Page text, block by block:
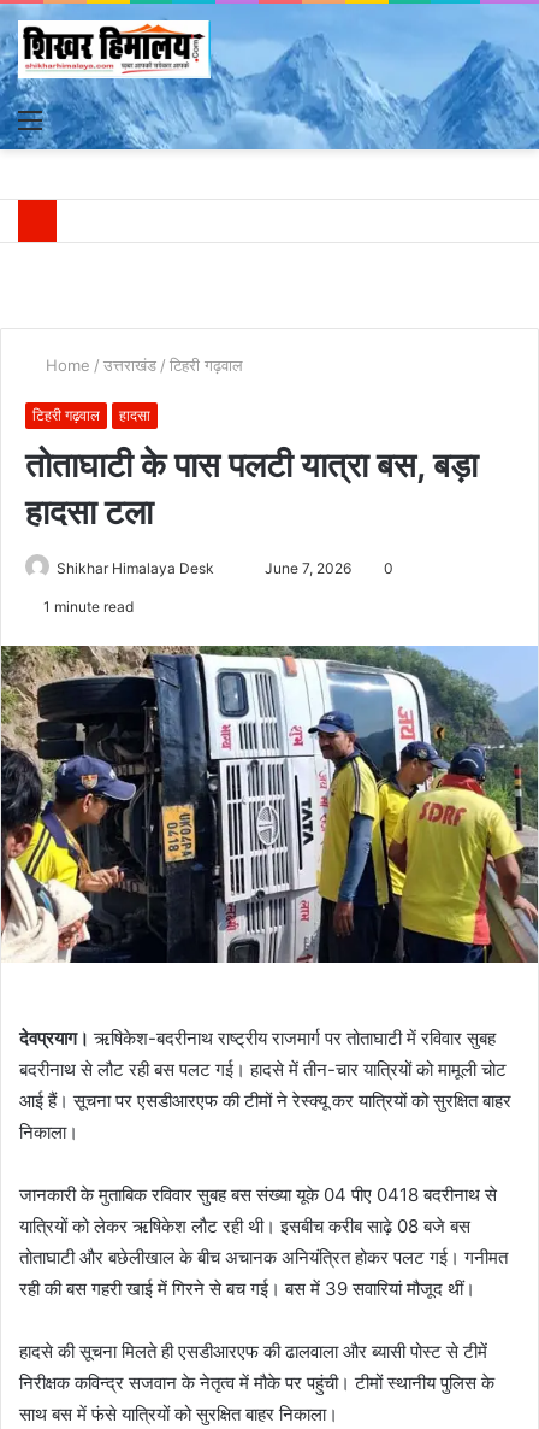
Menu
Home / उत्तराखंड / टिहरी गढ़वाल
टिहरी गढ़वाल हादसा
तोताघाटी के पास पलटी यात्रा बस, बड़ा
हादसा टला
Shikhar Himalaya Desk
SendJune 7, 2026 0
1 minute read
देवप्रयाग। ऋषिकेश-बदरीनाथ राष्ट्रीय राजमार्ग पर तोताघाटी में रविवार सुबह
बदरीनाथ से लौट रही बस पलट गई। हादसे में तीन-चार यात्रियों को मामूली चोट
आई हैं। सूचना पर एसडीआरएफ की टीमों ने रेस्क्यू कर यात्रियों को सुरक्षित बाहर
निकाला।
जानकारी के मुताबिक रविवार सुबह बस संख्या यूके 04 पीए 0418 बदरीनाथ से
यात्रियों को लेकर ऋषिकेश लौट रही थी। इसबीच करीब साढ़े 08 बजे बस
तोताघाटी और बछेलीखाल के बीच अचानक अनियंत्रित होकर पलट गई। गनीमत
रही की बस गहरी खाई में गिरने से बच गई। बस में 39 सवारियां मौजूद थीं।
हादसे की सूचना मिलते ही एसडीआरएफ की ढालवाला और ब्यासी पोस्ट से टीमें
निरीक्षक कविन्द्र सजवान के नेतृत्व में मौके पर पहुंची। टीमों स्थानीय पुलिस के
साथ बस में फंसे यात्रियों को सुरक्षित बाहर निकाला।